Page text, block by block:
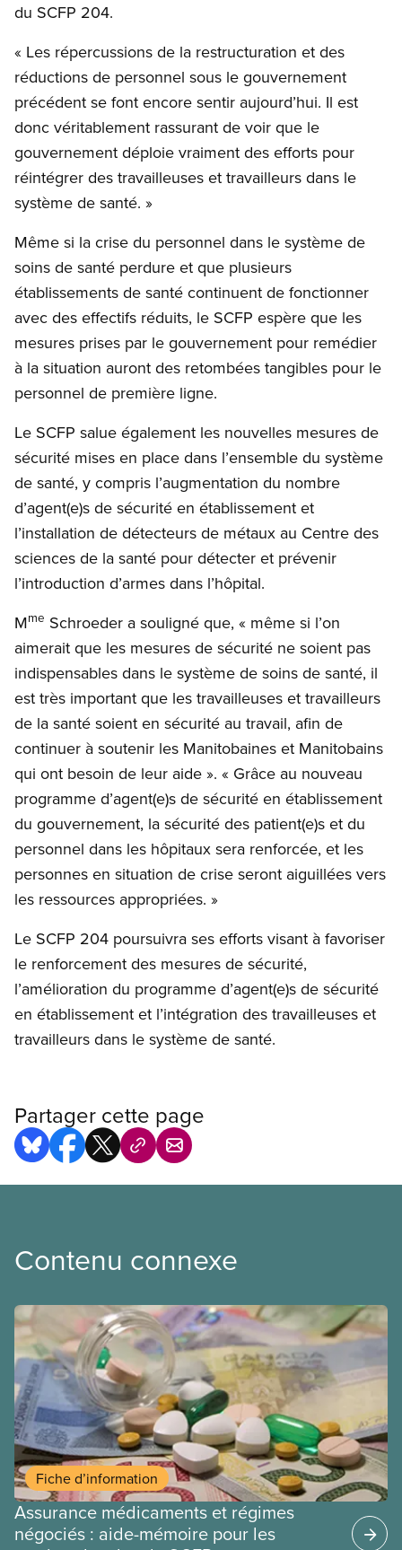
du SCFP 204.
« Les répercussions de la restructuration et des
réductions de personnel sous le gouvernement
précédent se font encore sentir aujourd’hui. Il est
donc véritablement rassurant de voir que le
gouvernement déploie vraiment des efforts pour
réintégrer des travailleuses et travailleurs dans le
système de santé. »
Même si la crise du personnel dans le système de
soins de santé perdure et que plusieurs
établissements de santé continuent de fonctionner
avec des effectifs réduits, le SCFP espère que les
mesures prises par le gouvernement pour remédier
à la situation auront des retombées tangibles pour le
personnel de première ligne.
Le SCFP salue également les nouvelles mesures de
sécurité mises en place dans l’ensemble du système
de santé, y compris l’augmentation du nombre
d’agent(e)s de sécurité en établissement et
l’installation de détecteurs de métaux au Centre des
sciences de la santé pour détecter et prévenir
l’introduction d’armes dans l’hôpital.
Mme Schroeder a souligné que, « même si l’on
aimerait que les mesures de sécurité ne soient pas
indispensables dans le système de soins de santé, il
est très important que les travailleuses et travailleurs
de la santé soient en sécurité au travail, afin de
continuer à soutenir les Manitobaines et Manitobains
qui ont besoin de leur aide ». « Grâce au nouveau
programme d’agent(e)s de sécurité en établissement
du gouvernement, la sécurité des patient(e)s et du
personnel dans les hôpitaux sera renforcée, et les
personnes en situation de crise seront aiguillées vers
les ressources appropriées. »
Le SCFP 204 poursuivra ses efforts visant à favoriser
le renforcement des mesures de sécurité,
l’amélioration du programme d’agent(e)s de sécurité
en établissement et l’intégration des travailleuses et
travailleurs dans le système de santé.
Partager cette page
Contenu connexe
Fiche d’information
Assurance médicaments et régimes
négociés : aide-mémoire pour les